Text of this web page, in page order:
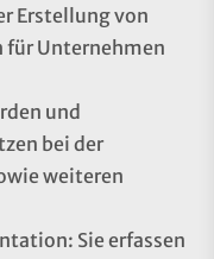
Erstellung von
für Unternehmen
und
bei der
weiteren
Sie erfassen